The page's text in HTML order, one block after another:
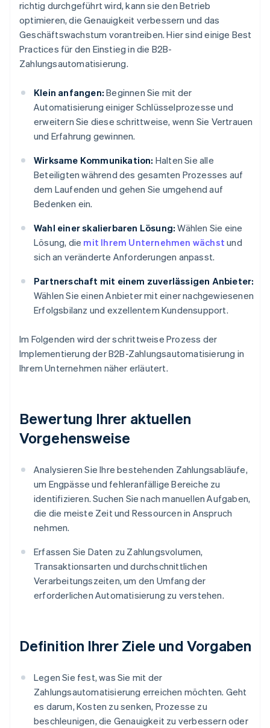
richtig durchgeführt wird, kann sie den Betrieb
optimieren, die Genauigkeit verbessern und das
Geschäftswachstum vorantreiben. Hier sind einige Best
Practices für den Einstieg in die B2B-
Zahlungsautomatisierung.
Klein anfangen: Beginnen Sie mit der
Automatisierung einiger Schlüsselprozesse und
erweitern Sie diese schrittweise, wenn Sie Vertrauen
und Erfahrung gewinnen.
Wirksame Kommunikation: Halten Sie alle
Beteiligten während des gesamten Prozesses auf
dem Laufenden und gehen Sie umgehend auf
Bedenken ein.
Wahl einer skalierbaren Lösung: Wählen Sie eine
Lösung, die mit Ihrem Unternehmen wächst und
sich an veränderte Anforderungen anpasst.
Partnerschaft mit einem zuverlässigen Anbieter:
Wählen Sie einen Anbieter mit einer nachgewiesenen
Erfolgsbilanz und exzellentem Kundensupport.
Im Folgenden wird der schrittweise Prozess der
Implementierung der B2B-Zahlungsautomatisierung in
Ihrem Unternehmen näher erläutert.
Bewertung Ihrer aktuellen
Vorgehensweise
Analysieren Sie Ihre bestehenden Zahlungsabläufe,
um Engpässe und fehleranfällige Bereiche zu
identifizieren. Suchen Sie nach manuellen Aufgaben,
die die meiste Zeit und Ressourcen in Anspruch
nehmen.
Erfassen Sie Daten zu Zahlungsvolumen,
Transaktionsarten und durchschnittlichen
Verarbeitungszeiten, um den Umfang der
erforderlichen Automatisierung zu verstehen.
Definition Ihrer Ziele und Vorgaben
Legen Sie fest, was Sie mit der
Zahlungsautomatisierung erreichen möchten. Geht
es darum, Kosten zu senken, Prozesse zu
beschleunigen, die Genauigkeit zu verbessern oder